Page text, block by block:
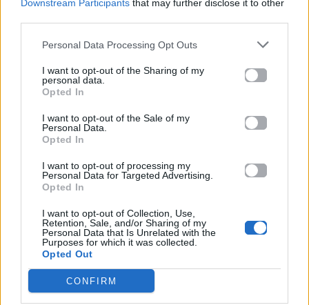
Downstream Participants that may further disclose it to other
Personal Data Processing Opt Outs
I want to opt-out of the Sharing of my
personal data.
Opted In
I want to opt-out of the Sale of my
Personal Data.
Opted In
I want to opt-out of processing my
Personal Data for Targeted Advertising.
Opted In
I want to opt-out of Collection, Use,
Retention, Sale, and/or Sharing of my
Personal Data that Is Unrelated with the
Purposes for which it was collected.
Opted Out
CONFIRM
χαμηλές αμοιβές και την αλλοίωση του
εκπαιδευτικού έργου λόγω της χρήσης του
Κεντρική φωτογραφία: www.freepik.com
Διάβασε επίσης:
8 επιστημονικά τεκμηριωμένοι
τρόποι για ευτυχία στο full τη νέα χρονιά
Δες κι αυτό…